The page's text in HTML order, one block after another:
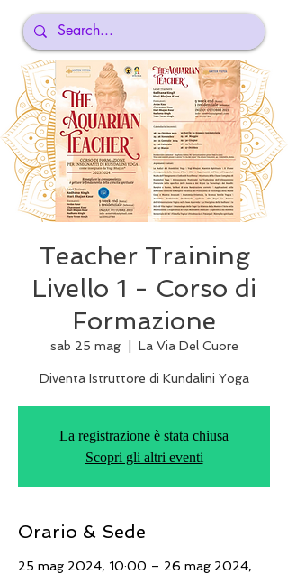
Teacher Training
Livello 1 - Corso di
Formazione
sab 25 mag
  |
La Via Del Cuore
Diventa Istruttore di Kundalini Yoga
La registrazione è stata chiusa
Scopri gli altri eventi
Orario & Sede
25 mag 2024, 10:00 – 26 mag 2024,